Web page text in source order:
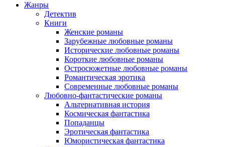
Жанры
Детектив
Книги
Женские романы
Зарубежные любовные романы
Исторические любовные романы
Короткие любовные романы
Остросюжетные любовные романы
Романтическая эротика
Современные любовные романы
Любовно-фантастические романы
Альтернативная история
Космическая фантастика
Попаданцы
Эротическая фантастика
Юмористическая фантастика